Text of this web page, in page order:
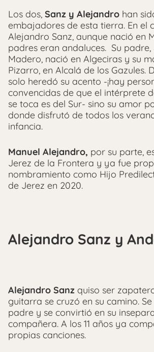
Los dos, Sanz y Alejandro han
embajadores de esta tierra. En el
Alejandro Sanz, aunque nació en
padres eran andaluces. Su padre,
Madero, nació en Algeciras y su
Pizarro, en Alcalá de los Gazules.
solo heredó su acento -¡hay
convencidas de que el intérprete
se toca es del Sur- sino su amor
donde disfrutó de todos los
infancia.
Manuel Alejandro, por su parte,
Jerez de la Frontera y ya fue
nombramiento como Hijo
de Jerez en 2020.
Alejandro Sanz y
Alejandro Sanz quiso ser
guitarra se cruzó en su camino.
padre y se convirtió en su
compañera. A los 11 años ya
propias canciones.